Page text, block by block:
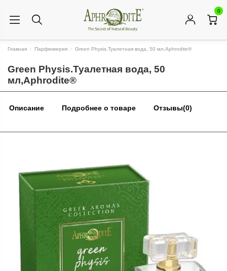
0
Главная Парфюмерия Green Physis.Туалетная вода, 50 мл,Aphrodite®
Green Physis.Туалетная вода, 50
мл,Aphrodite®
Описание Подробнее о товаре Отзывы(0)